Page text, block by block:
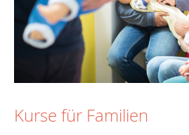
Kurse für Familien